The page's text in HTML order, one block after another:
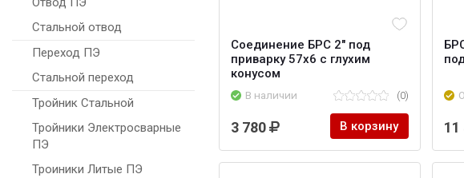
Стальной отвод
Переход ПЭ
Стальной переход
Тройник Стальной
Тройники Электросварные
ПЭ
Троиники Литые ПЭ
Соединение БРС 2" под
приварку 57х6 с глухим
конусом
В наличии (0)
3 780 В корзину 11